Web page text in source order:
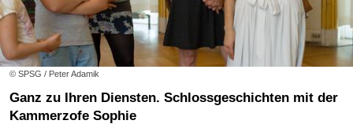
© SPSG / Peter Adamik
Ganz zu Ihren Diensten. Schlossgeschichten mit der
Kammerzofe Sophie